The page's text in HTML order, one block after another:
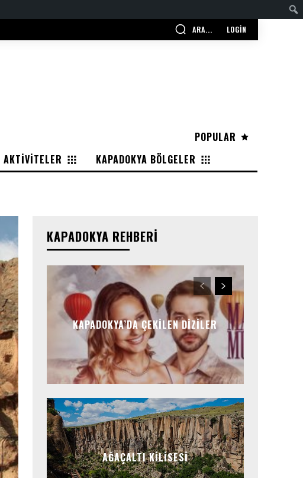
ARA... LOGIN
POPULAR
AKTIVITELER KAPADOKYA BÖLGELER
KAPADOKYA REHBERI
KAPADOKYA’DA ÇEKILEN DIZILER
AĞAÇALTI KILISESI